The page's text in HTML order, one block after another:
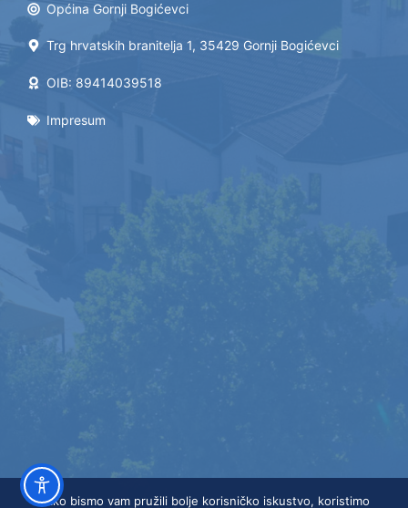
Općina Gornji Bogićevci
Trg hrvatskih branitelja 1, 35429 Gornji Bogićevci
OIB: 89414039518
Impresum
Kako bismo vam pružili bolje korisničko iskustvo, koristimo